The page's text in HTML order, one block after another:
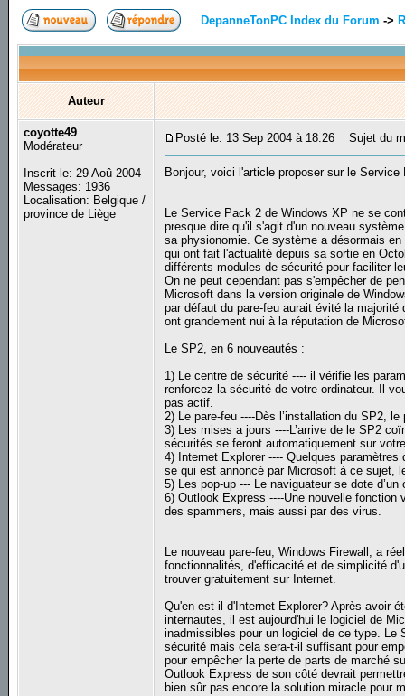
DepanneTonPC Index du Forum ->
Auteur
coyotte49
Modérateur
Inscrit le: 29 Aoû 2004
Messages: 1936
Localisation: Belgique /
province de Liège
Posté le: 13 Sep 2004 à 18:26 Sujet du
Bonjour, voici l'article proposer sur le Service
Le Service Pack 2 de Windows XP ne se
presque dire qu'il s'agit d'un nouveau
sa physionomie. Ce système a désormais
qui ont fait l'actualité depuis sa sortie en
différents modules de sécurité pour faciliter
On ne peut cependant pas s'empêcher de
Microsoft dans la version originale de
par défaut du pare-feu aurait évité la
ont grandement nui à la réputation de
Le SP2, en 6 nouveautés :
1) Le centre de sécurité ---- il vérifie les
renforcez la sécurité de votre ordinateur. Il
pas actif.
2) Le pare-feu ----Dès l’installation du SP2,
3) Les mises a jours ----L’arrive de le SP2
sécurités se feront automatiquement sur
4) Internet Explorer ---- Quelques
se qui est annoncé par Microsoft à ce sujet,
5) Les pop-up --- Le naviguateur se dote
6) Outlook Express ----Une nouvelle fonction
des spammers, mais aussi par des virus.
Le nouveau pare-feu, Windows Firewall, a
fonctionnalités, d'efficacité et de simplicité
trouver gratuitement sur Internet.
Qu'en est-il d'Internet Explorer? Après avoir
internautes, il est aujourd'hui le logiciel de
inadmissibles pour un logiciel de ce type. Le
sécurité mais cela sera-t-il suffisant pour
pour empêcher la perte de parts de marché
Outlook Express de son côté devrait
bien sûr pas encore la solution miracle pour